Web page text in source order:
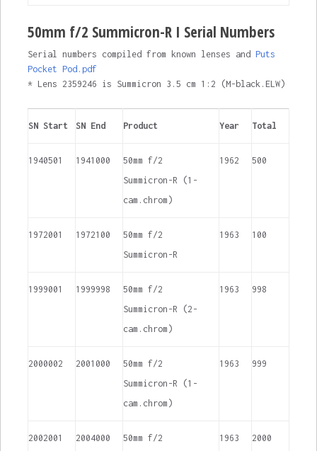
50mm f/2 Summicron-R I Serial Numbers
Serial numbers compiled from known lenses and Puts
Pocket Pod.pdf
* Lens 2359246 is Summicron 3.5 cm 1:2 (M-black.ELW)
SN Start SN End Product Year Total
1940501 1941000
50mm f/2
Summicron-R (1-
cam.chrom)
1962 500
1972001 1972100
50mm f/2
Summicron-R
1963 100
1999001 1999998
50mm f/2
Summicron-R (2-
cam.chrom)
1963 998
2000002 2001000
50mm f/2
Summicron-R (1-
cam.chrom)
1963 999
2002001 2004000 50mm f/2 1963 2000